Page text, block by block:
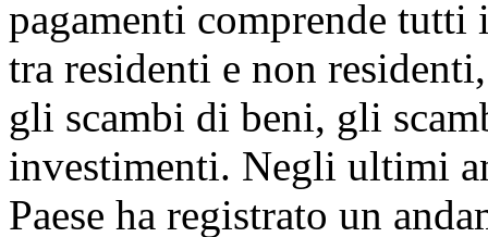
pagamenti comprende
tra residenti e non
gli scambi di beni, gli
investimenti. Negli ultimi
Paese ha registrato un